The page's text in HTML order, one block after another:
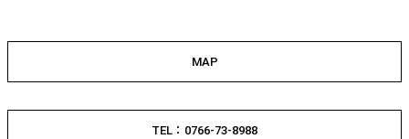
MAP
TEL：0766-73-8988